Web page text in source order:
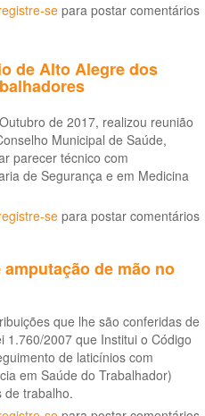
separa postar comentários
de Alto Alegre dos
de 2017, realizou reunião
Municipal de Saúde,
parecer técnico com
de Segurança e em Medicina
separa postar comentários
de mão no
que lhe são conferidas de
1.760/2007 que Institui o Código
de laticínios com
em Saúde do Trabalhador)
de trabalho.